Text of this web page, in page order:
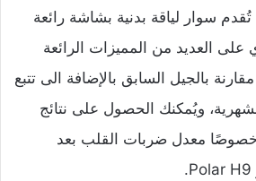
سوار لياقة بدنية بشاشة رائعة
العديد من المميزات الرائعة
بالجيل السابق بالإضافة الى تتبع
الشهرية، ويُمكنك الحصول على نتائج
خصوصًا معدل ضربات القلب بعد